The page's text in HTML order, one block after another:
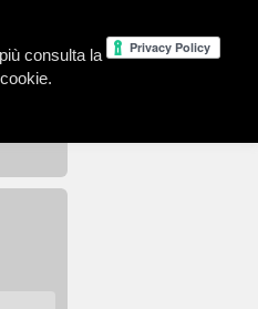
consulta la